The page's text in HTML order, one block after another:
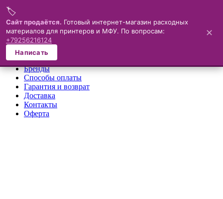
Меню
×
О компании
Каталог
Бренды
Способы оплаты
Гарантия и возврат
Доставка
Контакты
Оферта
🏷️
Сайт продаётся. Готовый интернет-магазин расходных
материалов для принтеров и МФУ. По вопросам:
+79256216124
Написать
✕